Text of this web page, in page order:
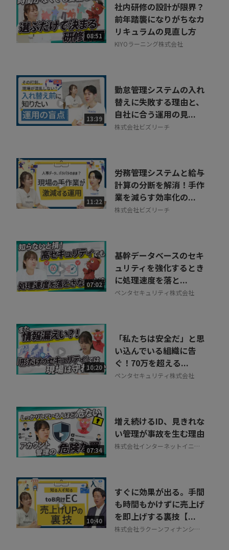
08:51
社内研修の設計が限界？
前年踏襲になりがちなカ
リキュラムの見直し方
KIYOラーニング株式会社
13:39
勤怠管理システムの入れ
替えに失敗する理由と、
自社に合う運用の見...
株式会社ビズリーチ
11:22
労務管理システムと給与
計算の分断を解消！手作
業を減らす効率化の...
株式会社ビズリーチ
07:02
基幹データベースのセキ
ュリティを強化するとき
に処理速度を落と...
ペンタセキュリティ株式会社
10:20
「私たちは安全だ」と思
い込んでいる組織に告
ぐ！70万を超える...
ペンタセキュリティ株式会社
07:34
増え続けるID、見きれな
い管理が事故を生む理由
株式会社インターネットイニシ
10:40
すぐに効果が出る。手間
も時間もかけずに売上げ
を即上げする裏技【...
株式会社ラクーンフィナンシャ